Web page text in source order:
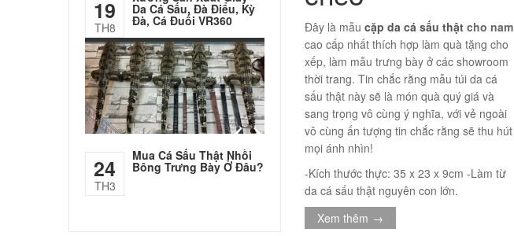
19
TH8
Da Cá Sấu, Đà Điểu, Kỳ
Đà, Cá Đuối VR360
24
TH3
Mua Cá Sấu Thật Nhồi
Bông Trưng Bày Ở Đâu?
Đây là mẫu cặp da cá sấu thật cho nam
cao cấp nhất thích hợp làm quà tặng cho
xếp, làm mẫu trưng bày ở các showroom
thời trang. Tin chắc rằng mẫu túi da cá
sấu thật này sẽ là món quà quý giá và
sang trọng vô cùng ý nghĩa, với vẻ ngoài
vô cùng ấn tượng tin chắc rằng sẽ thu hút
mọi ánh nhìn!
-Kích thước thực: 35 x 23 x 9cm -Làm từ
da cá sấu thật nguyên con lớn.
Xem thêm →